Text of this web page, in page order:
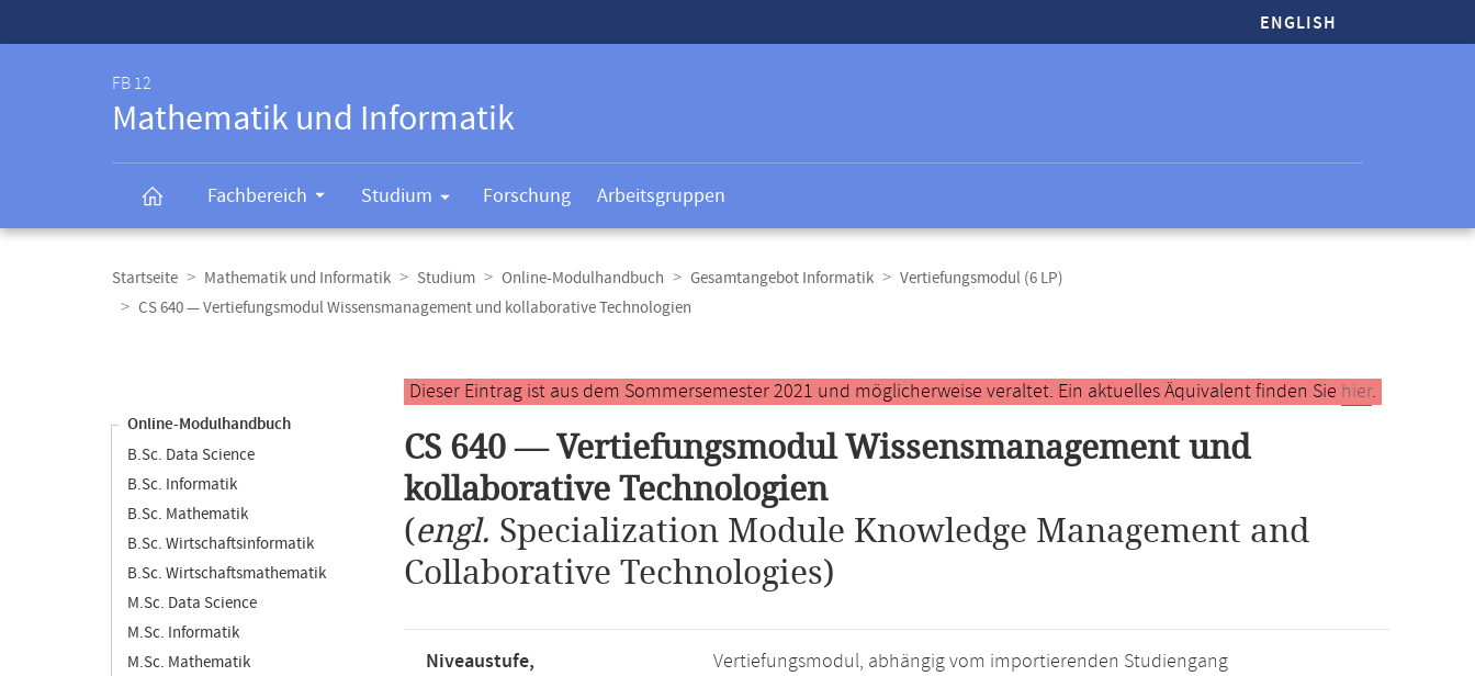
ENGLISH
FB 12
Mathematik und Informatik
Fachbereich Studium Forschung Arbeitsgruppen
Navigation
Startseite Mathematik und Informatik Studium Online-Modulhandbuch Gesamtangebot Informatik
Vertiefungsmodul (6 LP)
CS 640 — Vertiefungsmodul Wissensmanagement und kollaborative Technologien
Online-Modulhandbuch
B.Sc. Data Science
B.Sc. Informatik
B.Sc. Mathematik
B.Sc. Wirtschaftsinformatik
B.Sc. Wirtschaftsmathematik
M.Sc. Data Science
M.Sc. Informatik
M.Sc. Mathematik
Hauptinhalt
Dieser Eintrag ist aus dem Sommersemester 2021 und möglicherweise veraltet. Ein aktuelles Äquivalent finden Sie hier.
CS 640 — Vertiefungsmodul Wissensmanagement und
kollaborative Technologien
(engl. Specialization Module Knowledge Management and
Collaborative Technologies)
Niveaustufe,
Vertiefungsmodul, abhängig vom importierenden Studiengang